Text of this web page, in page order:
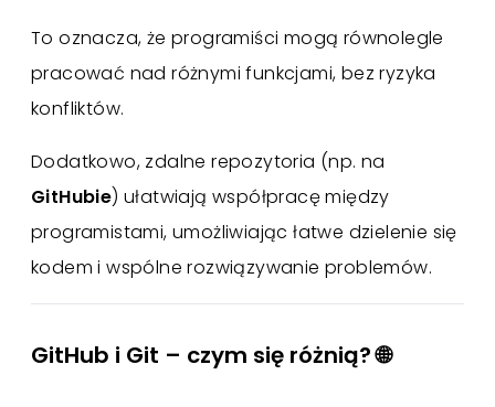
To oznacza, że programiści mogą równolegle
pracować nad różnymi funkcjami, bez ryzyka
konfliktów.
Dodatkowo, zdalne repozytoria (np. na
GitHubie) ułatwiają współpracę między
programistami, umożliwiając łatwe dzielenie się
kodem i wspólne rozwiązywanie problemów.
GitHub i Git – czym się różnią? 🌐